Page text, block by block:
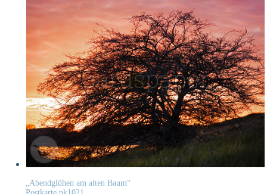
„Abendglühen am alten Baum“